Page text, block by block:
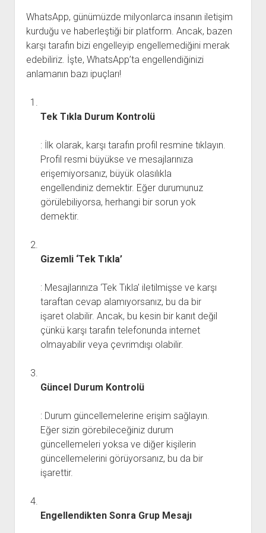
WhatsApp, günümüzde milyonlarca insanın iletişim
kurduğu ve haberleştiği bir platform. Ancak, bazen
karşı tarafın bizi engelleyip engellemediğini merak
edebiliriz. İşte, WhatsApp’ta engellendiğinizi
anlamanın bazı ipuçları!
Tek Tıkla Durum Kontrolü
: İlk olarak, karşı tarafın profil resmine tıklayın.
Profil resmi büyükse ve mesajlarınıza
erişemiyorsanız, büyük olasılıkla
engellendiniz demektir. Eğer durumunuz
görülebiliyorsa, herhangi bir sorun yok
demektir.
Gizemli ‘Tek Tıkla’
: Mesajlarınıza ‘Tek Tıkla’ iletilmişse ve karşı
taraftan cevap alamıyorsanız, bu da bir
işaret olabilir. Ancak, bu kesin bir kanıt değil
çünkü karşı tarafın telefonunda internet
olmayabilir veya çevrimdışı olabilir.
Güncel Durum Kontrolü
: Durum güncellemelerine erişim sağlayın.
Eğer sizin görebileceğiniz durum
güncellemeleri yoksa ve diğer kişilerin
güncellemelerini görüyorsanız, bu da bir
işarettir.
Engellendikten Sonra Grup Mesajı